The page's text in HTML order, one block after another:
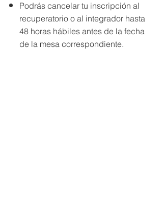
Podrás cancelar tu inscripción al
recuperatorio o al integrador hasta
48 horas hábiles antes de la fecha
de la mesa correspondiente.